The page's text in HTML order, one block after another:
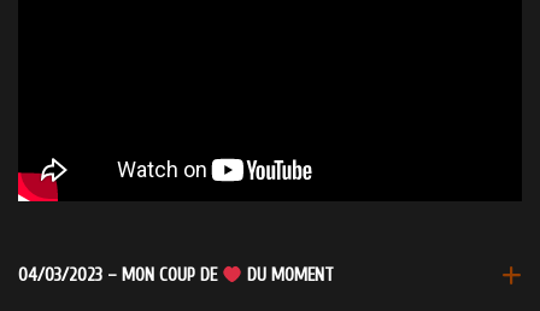
04/03/2023 – MON COUP DE DU MOMENT